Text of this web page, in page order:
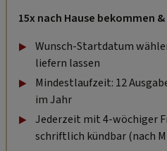
15x nach Hause bekommen
Wunsch-Startdatum
liefern lassen
Mindestlaufzeit: 12
im Jahr
Jederzeit mit 4-wöchiger
schriftlich kündbar (nach